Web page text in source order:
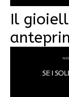
Il